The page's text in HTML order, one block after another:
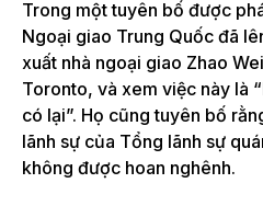
Trong một tuyên bố được
Ngoại giao Trung Quốc đã
xuất nhà ngoại giao Zhao
Toronto, và xem việc này là
có lại”. Họ cũng tuyên bố
lãnh sự của Tổng lãnh sự
không được hoan nghênh.